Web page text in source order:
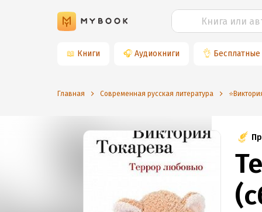
📖 Книги 🎧 Аудиокниги 👌 Бесплатные
Главная Современная русская литература